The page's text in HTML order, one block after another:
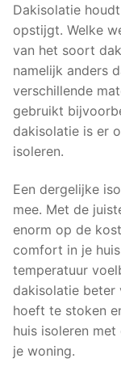
Dakisolatie
opstijgt. Welke
van het soort
namelijk anders
verschillende
gebruikt
dakisolatie is er
isoleren.
Een dergelijke
mee. Met de
enorm op de
comfort in je
temperatuur
dakisolatie beter
hoeft te stoken
huis isoleren
je woning.